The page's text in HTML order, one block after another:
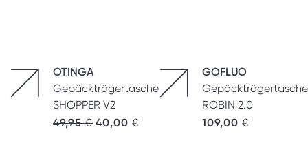
OTINGA
Gepäckträgertasche
SHOPPER V2
49,95€ 40,00 €
GOFLUO
Gepäckträgertasche
ROBIN 2.0
109,00 €